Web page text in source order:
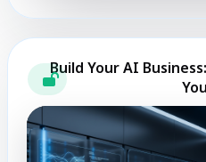
Build Your AI